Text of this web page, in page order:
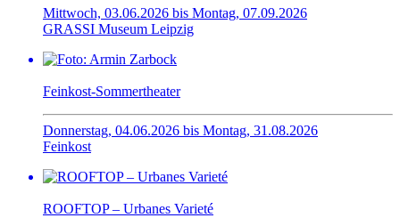
Mittwoch, 03.06.2026 bis Montag, 07.09.2026
GRASSI Museum Leipzig
Feinkost-Sommertheater
Donnerstag, 04.06.2026 bis Montag, 31.08.2026
Feinkost
ROOFTOP – Urbanes Varieté